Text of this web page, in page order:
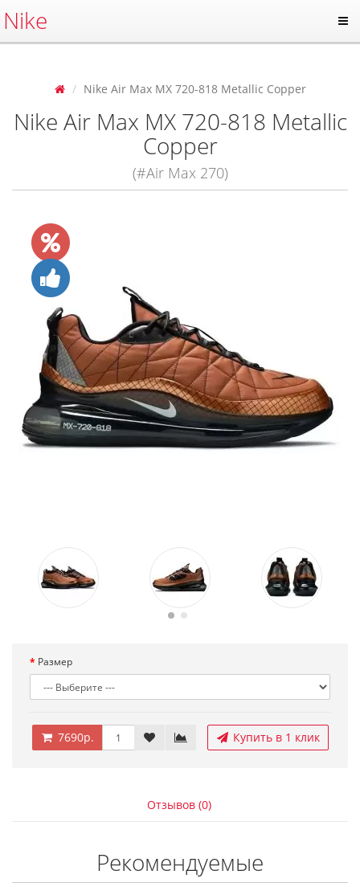
Nike
Nike Air Max MX 720-818 Metallic Copper
Nike Air Max MX 720-818 Metallic
Copper
(#Air Max 270)
Размер
7690р. Купить в 1 клик
Отзывов (0)
Рекомендуемые